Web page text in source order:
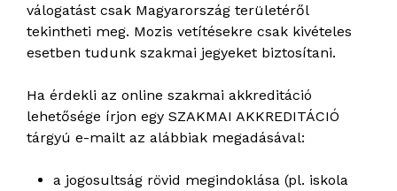
válogatást csak Magyarország területéről
tekintheti meg. Mozis vetítésekre csak kivételes
esetben tudunk szakmai jegyeket biztosítani.
Ha érdekli az online szakmai akkreditáció
lehetősége írjon egy SZAKMAI AKKREDITÁCIÓ
tárgyú e-mailt az alábbiak megadásával:
a jogosultság rövid megindoklása (pl. iskola